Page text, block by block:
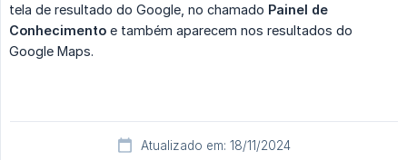
tela de resultado do Google, no chamado Painel de
Conhecimento e também aparecem nos resultados do
Google Maps.
Atualizado em: 18/11/2024